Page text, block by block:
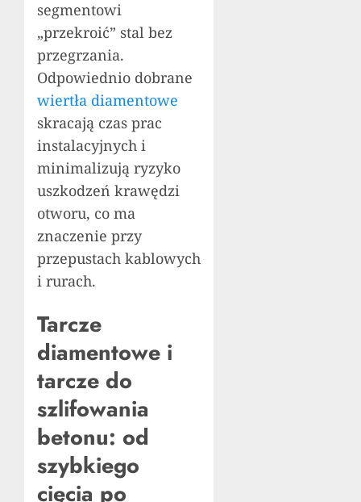
segmentowi
„przekroić” stal bez
przegrzania.
Odpowiednio dobrane
wiertła diamentowe
skracają czas prac
instalacyjnych i
minimalizują ryzyko
uszkodzeń krawędzi
otworu, co ma
znaczenie przy
przepustach kablowych
i rurach.
Tarcze
diamentowe i
tarcze do
szlifowania
betonu: od
szybkiego
cięcia po